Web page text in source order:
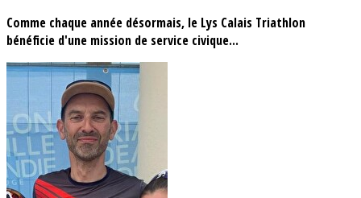
Comme chaque année désormais, le Lys Calais Triathlon
bénéficie d'une mission de service civique...